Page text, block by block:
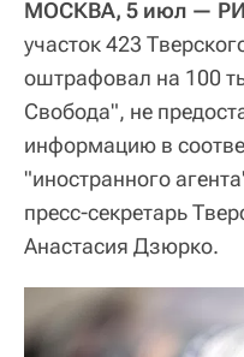
МОСКВА, 5 июл —
участок 423
оштрафовал на 100
Свобода", не
информацию в
"иностранного
пресс-секретарь
Анастасия Дзюрко.